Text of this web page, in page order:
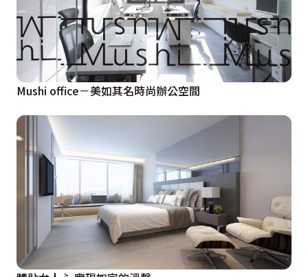
Mushi office－美如其名時尚辦公空間